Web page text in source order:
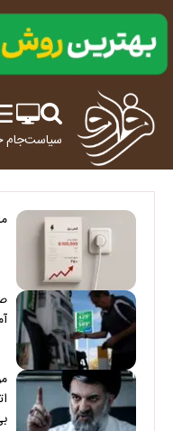
سیاستجام